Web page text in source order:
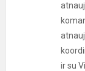
ir su